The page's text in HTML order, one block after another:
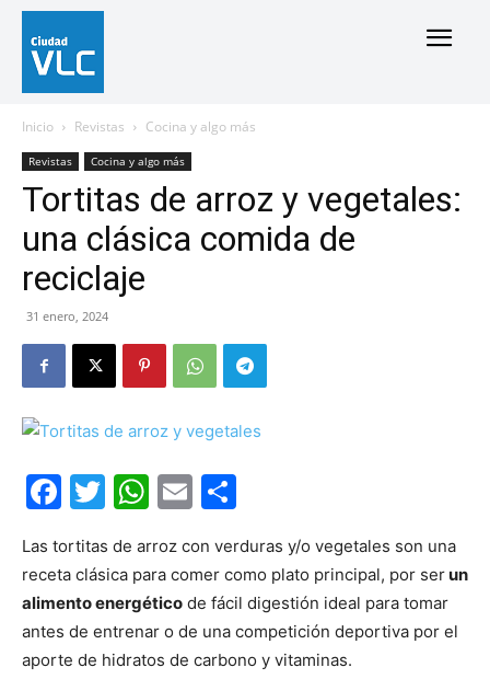
Inicio Revistas Cocina y algo más
Revistas Cocina y algo más
Tortitas de arroz y vegetales:
una clásica comida de
reciclaje
31 enero, 2024
Facebook
Twitter
WhatsApp
Email
Las tortitas de arroz con verduras y/o vegetales son una
receta clásica para comer como plato principal, por serun
alimento energético de fácil digestión ideal para tomar
antes de entrenar o de una competición deportiva por el
aporte de hidratos de carbono y vitaminas.